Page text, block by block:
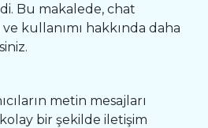
Bu makalede, chat
kullanımı hakkında daha
metin mesajları
kolay bir şekilde iletişim